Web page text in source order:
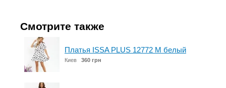
Смотрите также
Платья ISSA PLUS 12772 M белый
Киев 360 грн